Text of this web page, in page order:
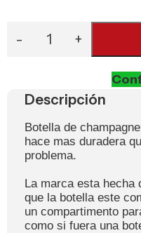
Descripción
Botella de
hace mas duradera
problema.
La marca esta hecha
que la botella este
un compartimento
como si fuera una